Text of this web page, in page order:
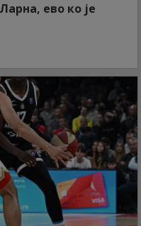
ево ко је